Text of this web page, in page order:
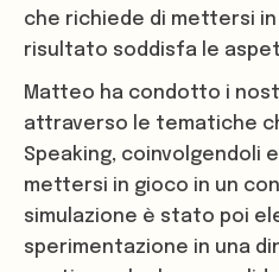
che richiede di mettersi in
risultato soddisfa le
Matteo ha condotto i
attraverso le tematiche
Speaking, coinvolgendoli
mettersi in gioco in un
simulazione è stato poi
sperimentazione in una